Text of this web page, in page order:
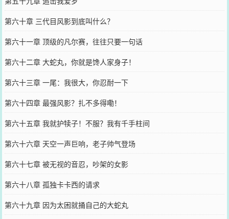
第六十章 三代目风影到底叫什么？
第六十一章 顶级的凡尔赛，往往只要一句话
第六十二章 大蛇丸，你就是馋人家身子！
第六十三章 一尾：我很大，你忍耐一下
第六十四章 最强风影？扎不多得嘞！
第六十五章 我就护犊子！不服？我有千手柱间
第六十六章 天空一声巨响，老子帅气登场
第六十七章 被无视的音忍，吵架的女影
第六十八章 孤独卡卡西的请求
第六十九章 因为太困就捅自己的大蛇丸